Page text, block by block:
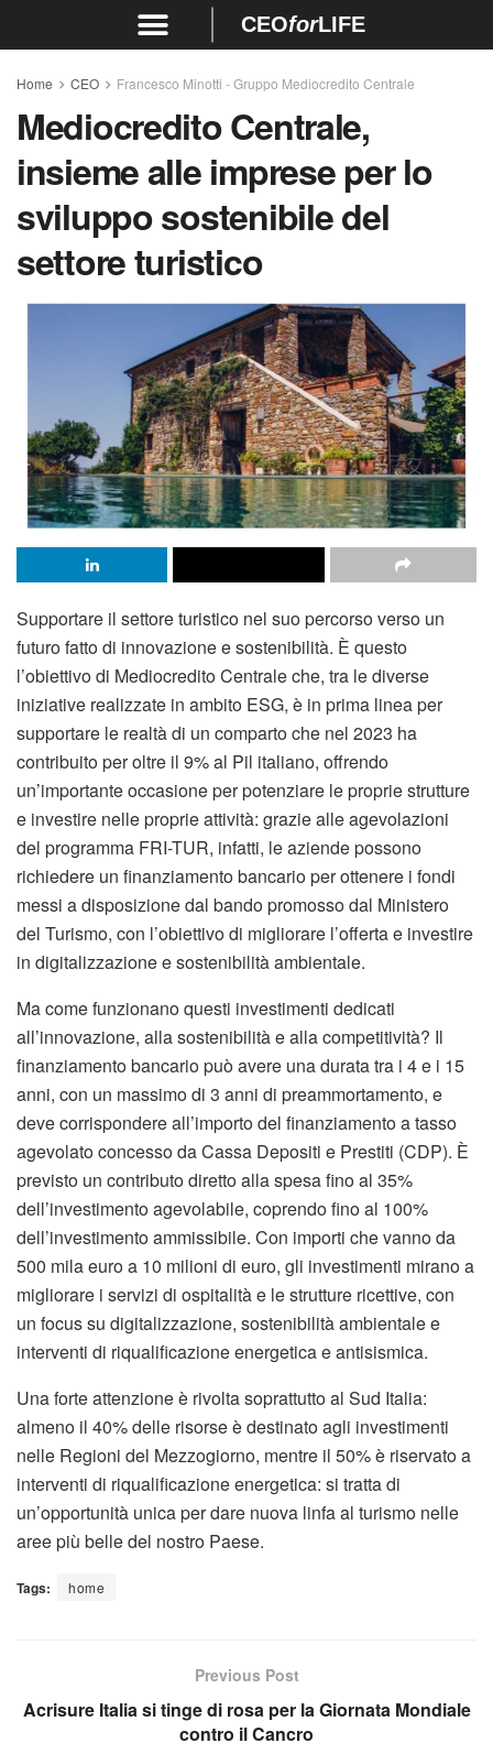
CEOforLIFE
Home CEO Francesco Minotti - Gruppo Mediocredito Centrale
Mediocredito Centrale,
insieme alle imprese per lo
sviluppo sostenibile del
settore turistico
Supportare il settore turistico nel suo percorso verso un
futuro fatto di innovazione e sostenibilità. È questo
l’obiettivo di Mediocredito Centrale che, tra le diverse
iniziative realizzate in ambito ESG, è in prima linea per
supportare le realtà di un comparto che nel 2023 ha
contribuito per oltre il 9% al Pil italiano, offrendo
un’importante occasione per potenziare le proprie strutture
e investire nelle proprie attività: grazie alle agevolazioni
del programma FRI-TUR, infatti, le aziende possono
richiedere un finanziamento bancario per ottenere i fondi
messi a disposizione dal bando promosso dal Ministero
del Turismo, con l’obiettivo di migliorare l’offerta e investire
in digitalizzazione e sostenibilità ambientale.
Ma come funzionano questi investimenti dedicati
all’innovazione, alla sostenibilità e alla competitività? Il
finanziamento bancario può avere una durata tra i 4 e i 15
anni, con un massimo di 3 anni di preammortamento, e
deve corrispondere all’importo del finanziamento a tasso
agevolato concesso da Cassa Depositi e Prestiti (CDP). È
previsto un contributo diretto alla spesa fino al 35%
dell’investimento agevolabile, coprendo fino al 100%
dell’investimento ammissibile. Con importi che vanno da
500 mila euro a 10 milioni di euro, gli investimenti mirano a
migliorare i servizi di ospitalità e le strutture ricettive, con
un focus su digitalizzazione, sostenibilità ambientale e
interventi di riqualificazione energetica e antisismica.
Una forte attenzione è rivolta soprattutto al Sud Italia:
almeno il 40% delle risorse è destinato agli investimenti
nelle Regioni del Mezzogiorno, mentre il 50% è riservato a
interventi di riqualificazione energetica: si tratta di
un’opportunità unica per dare nuova linfa al turismo nelle
aree più belle del nostro Paese.
Tags: home
Previous Post
Acrisure Italia si tinge di rosa per la Giornata Mondiale
contro il Cancro